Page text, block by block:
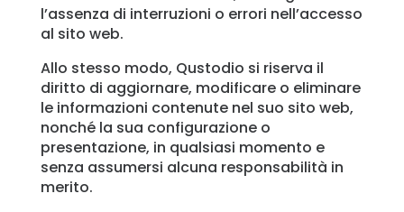
l’assenza di interruzioni o errori nell’accesso
al sito web.
Allo stesso modo, Qustodio si riserva il
diritto di aggiornare, modificare o eliminare
le informazioni contenute nel suo sito web,
nonché la sua configurazione o
presentazione, in qualsiasi momento e
senza assumersi alcuna responsabilità in
merito.